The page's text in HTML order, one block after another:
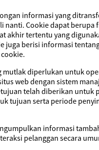
informasi yang
Cookie dapat
akhir tertentu yang
juga berisi informasi
diperlukan untuk
web dengan sistem
telah diberikan
tujuan serta periode
informasi
pelanggan secara